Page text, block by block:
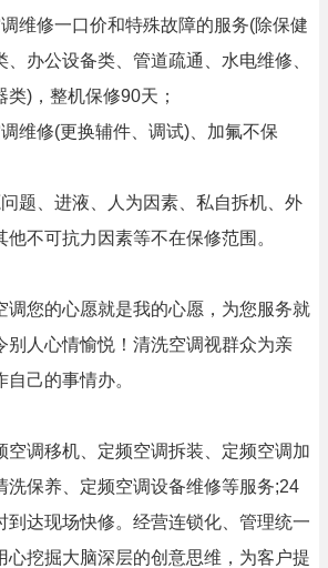
维修一口价和特殊故障的服务(除保健
办公设备类、管道疏通、水电维修、
)，整机保修90天；
维修(更换辅件、调试)、加氟不保
题、进液、人为因素、私自拆机、外
不可抗力因素等不在保修范围。
调您的心愿就是我的心愿，为您服务就
别人心情愉悦！清洗空调视群众为亲
己的事情办。
空调移机、定频空调拆装、定频空调加
洗保养、定频空调设备维修等服务;24
到达现场快修。经营连锁化、管理统一
心挖掘大脑深层的创意思维，为客户提